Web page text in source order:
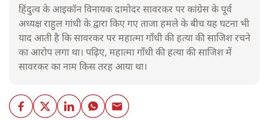
हिंदुत्व के आइकॉन विनायक दामोदर सावरकर पर कांग्रेस के पूर्व
अध्यक्ष राहुल गांधी के द्वारा किए गए ताजा हमले के बीच यह घटना भी
याद आती है कि सावरकर पर महात्मा गाँधी की हत्या की साजिश रचने
का आरोप लगा था। पढ़िए, महात्मा गाँधी की हत्या की साजिश में
सावरकर का नाम किस तरह आया था।